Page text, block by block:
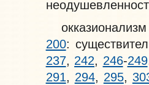
окказионализм
200:
237, 242, 246-249
291, 294, 295,